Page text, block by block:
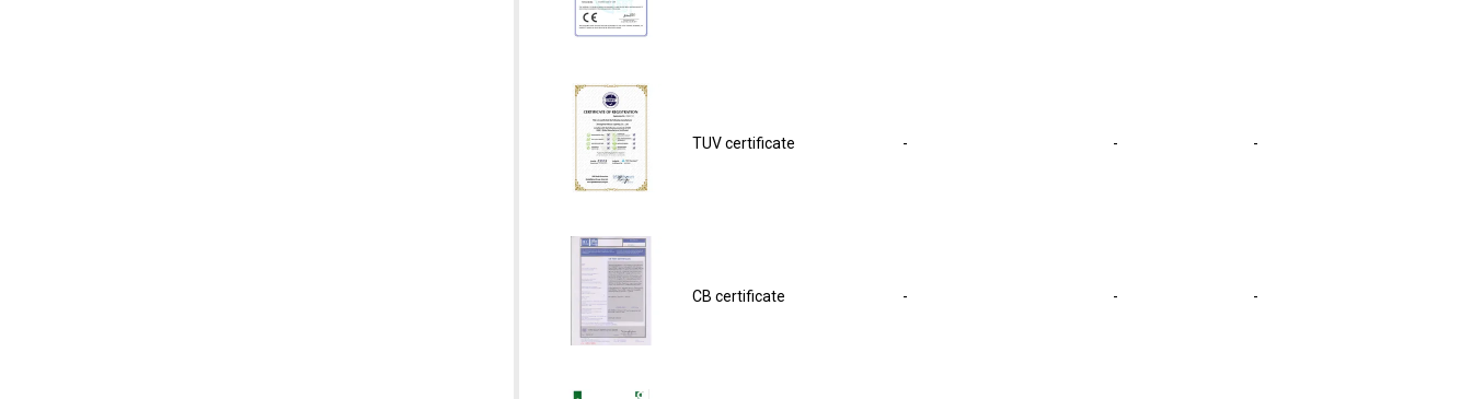
TUV certificate - - -
CB certificate - - -